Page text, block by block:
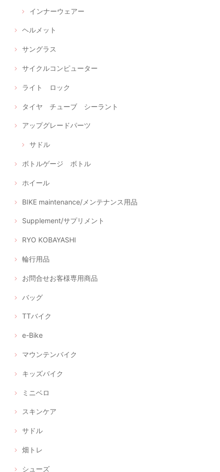
インナーウェアー
ヘルメット
サングラス
サイクルコンピューター
ライト ロック
タイヤ チューブ シーラント
アップグレードパーツ
サドル
ボトルゲージ ボトル
ホイール
BIKE maintenance/メンテナンス用品
Supplement/サプリメント
RYO KOBAYASHI
輪行用品
お問合せお客様専用商品
バッグ
TTバイク
e-Bike
マウンテンバイク
キッズバイク
ミニベロ
スキンケア
サドル
畑トレ
シューズ